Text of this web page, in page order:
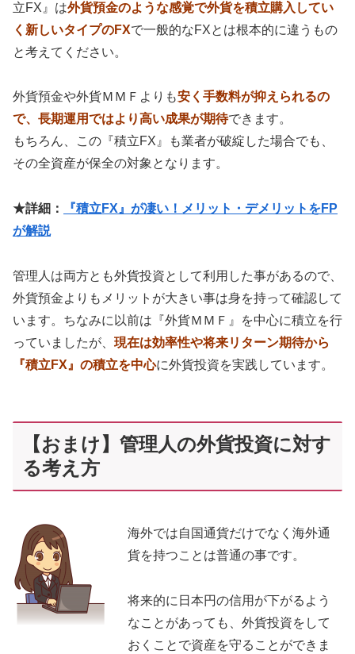
立FX』は外貨預金のような感覚で外貨を積立購入してい
く新しいタイプのFXで一般的なFXとは根本的に違うもの
と考えてください。
外貨預金や外貨ＭＭＦよりも安く手数料が抑えられるの
で、長期運用ではより高い成果が期待できます。
もちろん、この『積立FX』も業者が破綻した場合でも、
その全資産が保全の対象となります。
★詳細：
『積立FX』が凄い！メリット・デメリットをFP
が解説
管理人は両方とも外貨投資として利用した事があるので、
外貨預金よりもメリットが大きい事は身を持って確認して
います。ちなみに以前は『外貨ＭＭＦ』を中心に積立を行
っていましたが、 現在は効率性や将来リターン期待から
『積立FX』の積立を中心に外貨投資を実践しています。
【おまけ】管理人の外貨投資に対す
る考え方
海外では自国通貨だけでなく海外通
貨を持つことは普通の事です。
将来的に日本円の信用が下がるよう
なことがあっても、外貨投資をして
おくことで資産を守ることができま